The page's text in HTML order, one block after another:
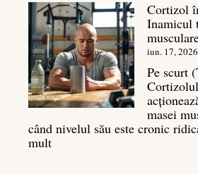
Top
7
mișcări
pentru
un
spate
masiv
Cortizol
Inamicul
iun. 17, 2026
Pe scurt
masei
când nivelul său este cronic
mult: